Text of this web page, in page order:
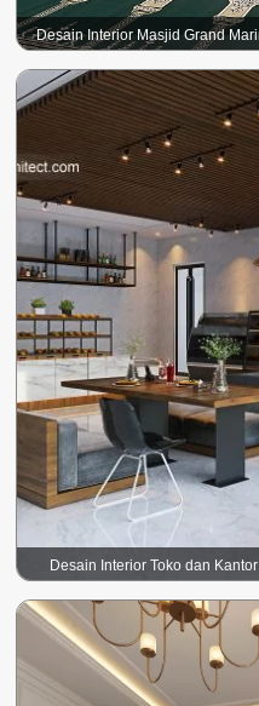
Desain Interior Masjid Grand
Desain Interior Toko dan